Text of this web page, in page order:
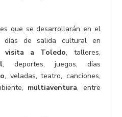
que se desarrollarán en el
días de salida cultural en
visita a Toledo, talleres,
, deportes, juegos, días
, veladas, teatro, canciones,
multiaventura, entre